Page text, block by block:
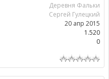
Деревня Фальки
Сергей Гулецкий
20 апр 2015
1.520
0